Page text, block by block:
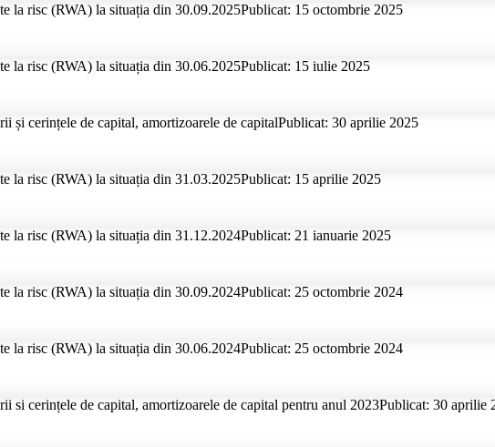
la risc (RWA) la situația din 30.09.2025Publicat: 15 octombrie 2025
la risc (RWA) la situația din 30.06.2025Publicat: 15 iulie 2025
și cerințele de capital, amortizoarele de capitalPublicat: 30 aprilie 2025
la risc (RWA) la situația din 31.03.2025Publicat: 15 aprilie 2025
la risс (RWA) la situația din 31.12.2024Publicat: 21 ianuarie 2025
la risс (RWA) la situația din 30.09.2024Publicat: 25 octombrie 2024
la risс (RWA) la situația din 30.06.2024Publicat: 25 octombrie 2024
cerințele de capital, amortizoarele de capital pentru anul 2023Publicat: 30 aprilie